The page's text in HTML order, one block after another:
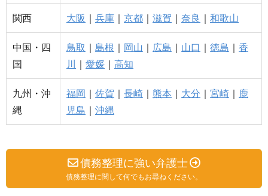
関西 大阪 ｜ 兵庫 ｜ 京都 ｜ 滋賀 ｜ 奈良 ｜ 和歌山
中国・四
国
鳥取 ｜ 島根 ｜ 岡山 ｜ 広島 ｜ 山口 ｜ 徳島 ｜ 香
川
｜ 愛媛 ｜ 高知
九州・沖
縄
福岡 ｜ 佐賀 ｜ 長崎 ｜ 熊本 ｜ 大分 ｜ 宮崎 ｜ 鹿
児島 ｜ 沖縄
債務整理に強い弁護士
債務整理に関して何でもお尋ねください。